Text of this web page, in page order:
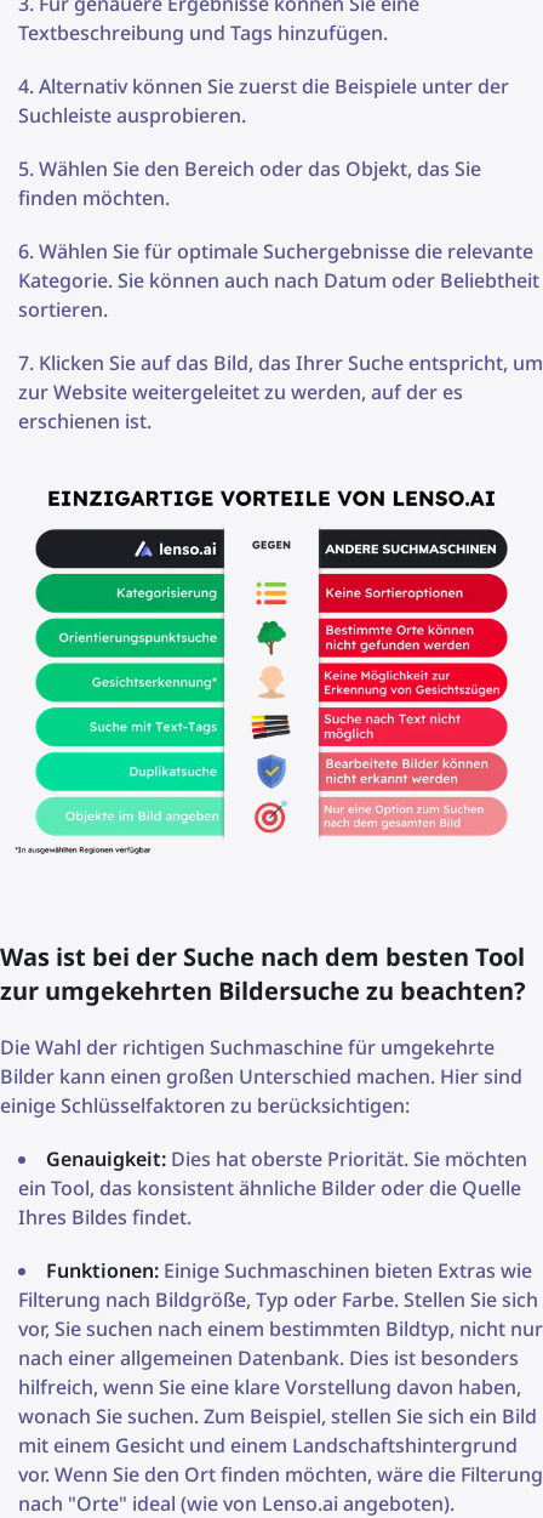
Textbeschreibung und Tags hinzufügen.
Alternativ können Sie zuerst die Beispiele unter der
Suchleiste ausprobieren.
Wählen Sie den Bereich oder das Objekt, das Sie
finden möchten.
Wählen Sie für optimale Suchergebnisse die relevante
Kategorie. Sie können auch nach Datum oder Beliebtheit
sortieren.
Klicken Sie auf das Bild, das Ihrer Suche entspricht, um
zur Website weitergeleitet zu werden, auf der es
erschienen ist.
Was ist bei der Suche nach dem besten Tool
zur umgekehrten Bildersuche zu beachten?
Die Wahl der richtigen Suchmaschine für umgekehrte
Bilder kann einen großen Unterschied machen. Hier sind
einige Schlüsselfaktoren zu berücksichtigen:
Genauigkeit: Dies hat oberste Priorität. Sie möchten
ein Tool, das konsistent ähnliche Bilder oder die Quelle
Ihres Bildes findet.
Funktionen: Einige Suchmaschinen bieten Extras wie
Filterung nach Bildgröße, Typ oder Farbe. Stellen Sie sich
vor, Sie suchen nach einem bestimmten Bildtyp, nicht nur
nach einer allgemeinen Datenbank. Dies ist besonders
hilfreich, wenn Sie eine klare Vorstellung davon haben,
wonach Sie suchen. Zum Beispiel, stellen Sie sich ein Bild
mit einem Gesicht und einem Landschaftshintergrund
vor. Wenn Sie den Ort finden möchten, wäre die Filterung
nach "Orte" ideal (wie von Lenso.ai angeboten).